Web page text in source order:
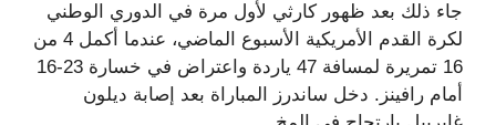
جاء ذلك بعد ظهور كارثي لأول مرة في الدوري الوطني
لكرة القدم الأمريكية الأسبوع الماضي، عندما أكمل 4 من
16 تمريرة لمسافة 47 ياردة واعتراض في خسارة 23-16
أمام رافينز. دخل ساندرز المباراة بعد إصابة ديلون